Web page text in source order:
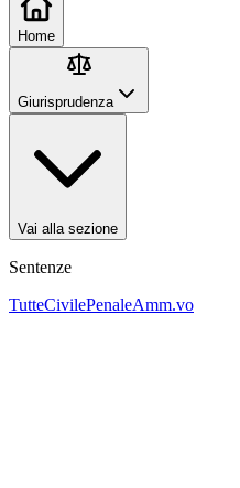
Home
Giurisprudenza
Vai alla sezione
Sentenze
TutteCivilePenaleAmm.vo